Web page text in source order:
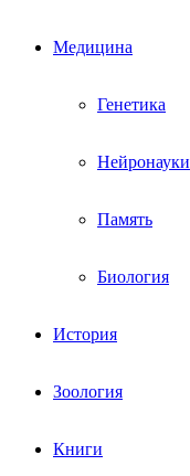
Медицина
Генетика
Нейронауки
Память
Биология
История
Зоология
Книги